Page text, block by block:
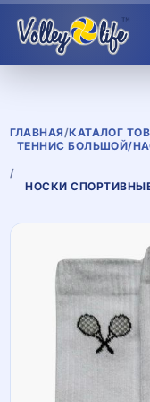
ГЛАВНАЯ/КАТАЛОГ
ТЕННИС БОЛЬШОЙ/
/
НОСКИ